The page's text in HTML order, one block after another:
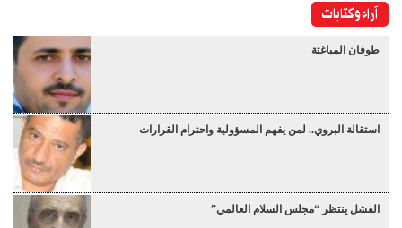
آراء وكتابات
طوفان المباغتة
استقالة البروي.. لمن يفهم المسؤولية واحترام القرارات
الفشل ينتظر “مجلس السلام العالمي”